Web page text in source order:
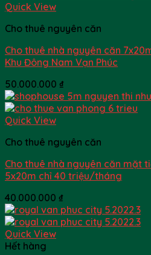
Quick View
Cho thuê nguyên căn
Cho thuê nhà nguyên căn
Khu Đông Nam Vạn Phúc
50.000.000 ₫
Quick View
Cho thuê nguyên căn
Cho thuê nhà nguyên căn mặt
5x20m chỉ 40 triệu/tháng
40.000.000 ₫
Quick View
Hết hàng